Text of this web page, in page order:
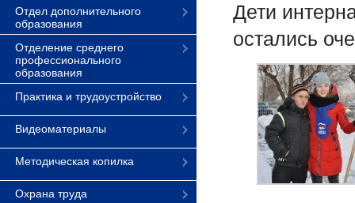
Отдел дополнительного
образования
Отделение среднего
профессионального
образования
Практика и трудоустройство
Видеоматериалы
Методическая копилка
Охрана труда
Дети
остались